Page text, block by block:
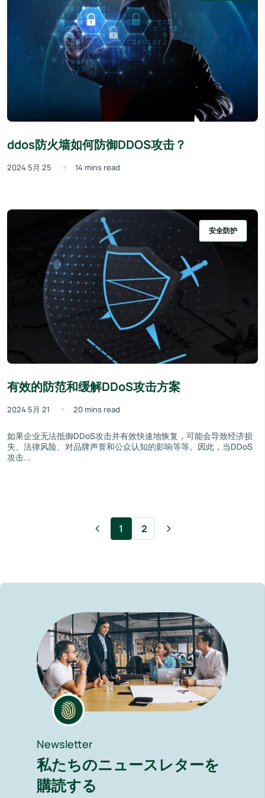
ddos防火墙如何防御DDOS攻击？
2024 5月 25 14 mins read
安全防护
有效的防范和缓解DDoS攻击方案
2024 5月 21 20 mins read
如果企业无法抵御DDoS攻击并有效快速地恢复，可能会导致经济损
失、法律风险、对品牌声誉和公众认知的影响等等。因此，当DDoS
攻击...
1 2
Newsletter
私たちのニュースレターを
購読する